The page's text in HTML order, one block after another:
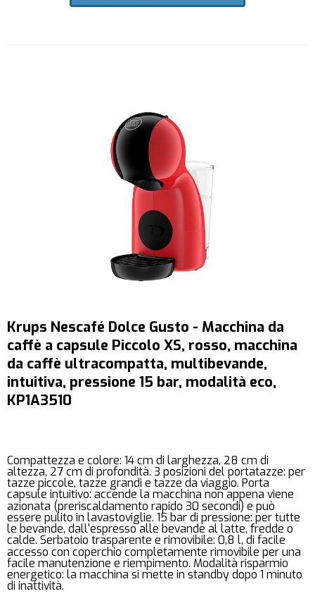
Krups Nescafé Dolce Gusto - Macchina da
caffè a capsule Piccolo XS, rosso, macchina
da caffè ultracompatta, multibevande,
intuitiva, pressione 15 bar, modalità eco,
KP1A3510
Compattezza e colore: 14 cm di larghezza, 28 cm di
altezza, 27 cm di profondità. 3 posizioni del portatazze: per
tazze piccole, tazze grandi e tazze da viaggio. Porta
capsule intuitivo: accende la macchina non appena viene
azionata (preriscaldamento rapido 30 secondi) e può
essere pulito in lavastoviglie. 15 bar di pressione: per tutte
le bevande, dall'espresso alle bevande al latte, fredde o
calde. Serbatoio trasparente e rimovibile: 0,8 l, di facile
accesso con coperchio completamente rimovibile per una
facile manutenzione e riempimento. Modalità risparmio
energetico: la macchina si mette in standby dopo 1 minuto
di inattività.